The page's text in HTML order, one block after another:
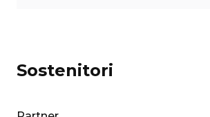
Sostenitori